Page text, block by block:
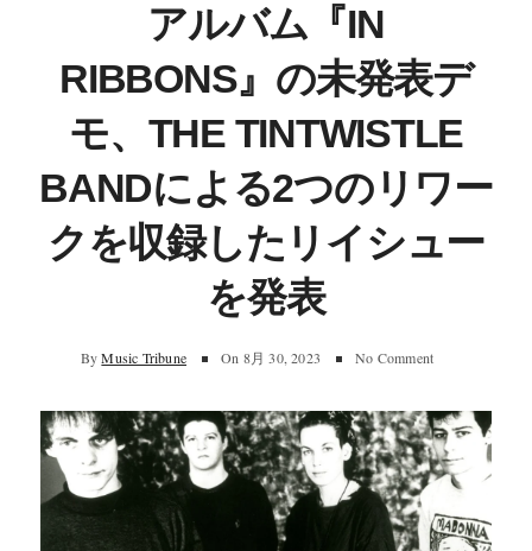
アルバム『IN
RIBBONS』の未発表デ
モ、THE TINTWISTLE
BANDによる2つのリワー
クを収録したリイシュー
を発表
By Music Tribune On 8月 30, 2023 No Comment